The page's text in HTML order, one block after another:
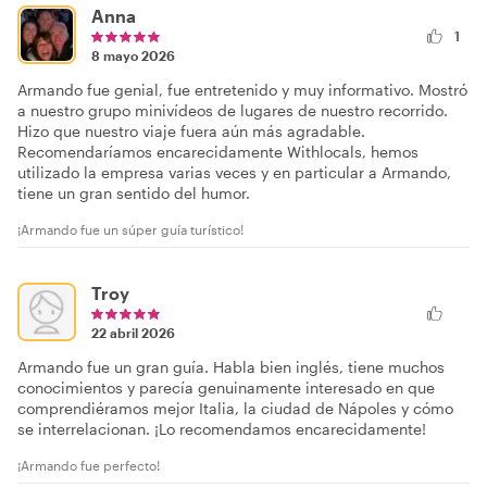
Anna
8 mayo 2026
1
Armando fue genial, fue entretenido y muy informativo. Mostró
a nuestro grupo minivídeos de lugares de nuestro recorrido.
Hizo que nuestro viaje fuera aún más agradable.
Recomendaríamos encarecidamente Withlocals, hemos
utilizado la empresa varias veces y en particular a Armando,
tiene un gran sentido del humor.
¡Armando fue un súper guía turístico!
Troy
22 abril 2026
Armando fue un gran guía. Habla bien inglés, tiene muchos
conocimientos y parecía genuinamente interesado en que
comprendiéramos mejor Italia, la ciudad de Nápoles y cómo
se interrelacionan. ¡Lo recomendamos encarecidamente!
¡Armando fue perfecto!